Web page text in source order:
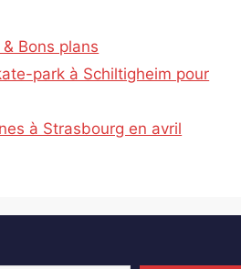
Bons plans
park à Schiltigheim pour
à Strasbourg en avril